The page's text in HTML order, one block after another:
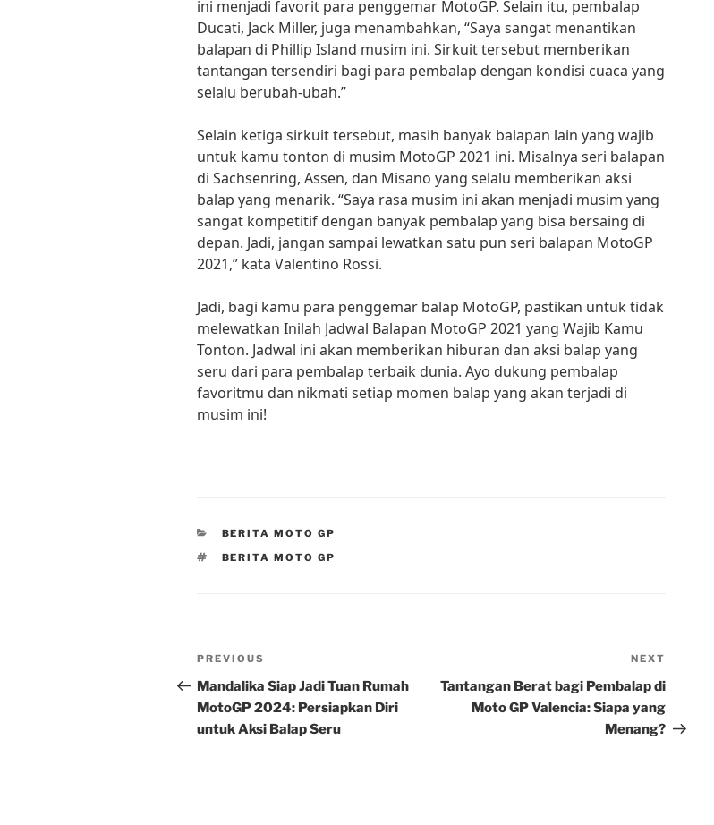
ini menjadi favorit para penggemar MotoGP. Selain itu, pembalap
Ducati, Jack Miller, juga menambahkan, “Saya sangat menantikan
balapan di Phillip Island musim ini. Sirkuit tersebut memberikan
tantangan tersendiri bagi para pembalap dengan kondisi cuaca yang
selalu berubah-ubah.”
Selain ketiga sirkuit tersebut, masih banyak balapan lain yang wajib
untuk kamu tonton di musim MotoGP 2021 ini. Misalnya seri balapan
di Sachsenring, Assen, dan Misano yang selalu memberikan aksi
balap yang menarik. “Saya rasa musim ini akan menjadi musim yang
sangat kompetitif dengan banyak pembalap yang bisa bersaing di
depan. Jadi, jangan sampai lewatkan satu pun seri balapan MotoGP
2021,” kata Valentino Rossi.
Jadi, bagi kamu para penggemar balap MotoGP, pastikan untuk tidak
melewatkan Inilah Jadwal Balapan MotoGP 2021 yang Wajib Kamu
Tonton. Jadwal ini akan memberikan hiburan dan aksi balap yang
seru dari para pembalap terbaik dunia. Ayo dukung pembalap
favoritmu dan nikmati setiap momen balap yang akan terjadi di
musim ini!
CATEGORIES
BERITA MOTO GP
TAGS
BERITA MOTO GP
Post
navigation
Previous
Post
PREVIOUS
Mandalika Siap Jadi Tuan Rumah
MotoGP 2024: Persiapkan Diri
untuk Aksi Balap Seru
Post
NEXT
Tantangan Berat bagi Pembalap di
Moto GP Valencia: Siapa yang
Menang?